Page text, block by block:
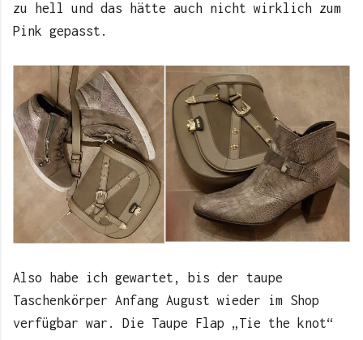
zu hell und das hätte auch nicht wirklich zum
Pink gepasst.
Also habe ich gewartet, bis der taupe
Taschenkörper Anfang August wieder im Shop
verfügbar war. Die Taupe Flap „Tie the knot“